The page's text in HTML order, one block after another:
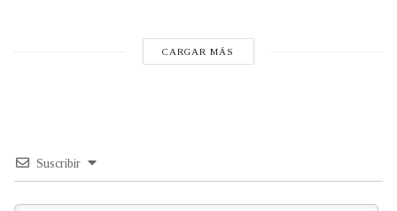
CARGAR MÁS
Suscribir